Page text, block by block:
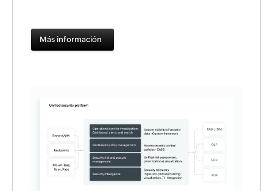
Más información